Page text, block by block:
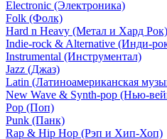
Electronic (Электроника)
Folk (Фолк)
Hard n Heavy (Метал и Хард Рок)
Indie-rock & Alternative (Инди-
Instrumental (Инструментал)
Jazz (Джаз)
Latin (Латиноамериканская
New Wave & Synth-pop (Нью-
Pop (Поп)
Punk (Панк)
Rap & Hip Hop (Рэп и Хип-Хоп)